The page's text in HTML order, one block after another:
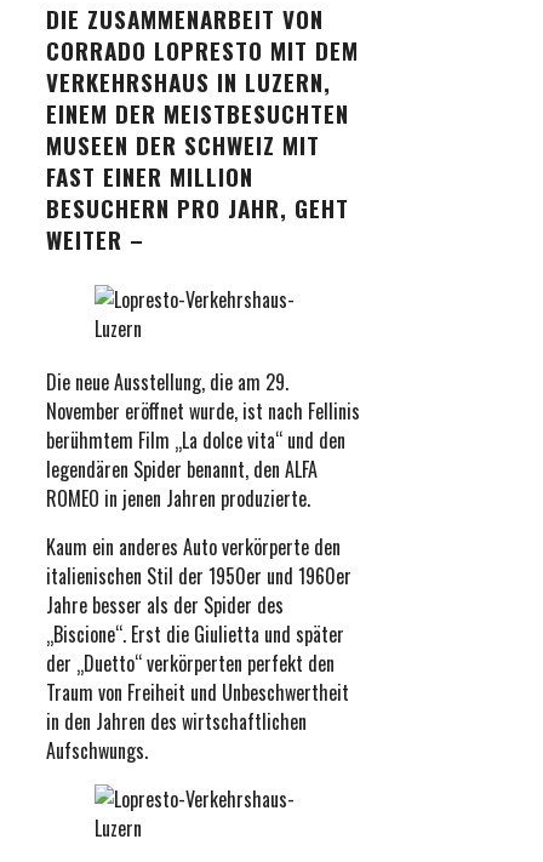
DIE ZUSAMMENARBEIT VON
CORRADO LOPRESTO MIT DEM
VERKEHRSHAUS IN LUZERN,
EINEM DER MEISTBESUCHTEN
MUSEEN DER SCHWEIZ MIT
FAST EINER MILLION
BESUCHERN PRO JAHR, GEHT
WEITER –
Die neue Ausstellung, die am 29.
November eröffnet wurde, ist nach Fellinis
berühmtem Film „La dolce vita“ und den
legendären Spider benannt, den ALFA
ROMEO in jenen Jahren produzierte.
Kaum ein anderes Auto verkörperte den
italienischen Stil der 1950er und 1960er
Jahre besser als der Spider des
„Biscione“. Erst die Giulietta und später
der „Duetto“ verkörperten perfekt den
Traum von Freiheit und Unbeschwertheit
in den Jahren des wirtschaftlichen
Aufschwungs.